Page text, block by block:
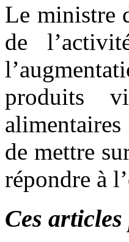
Le ministre
de
produits
de mettre
répondre à
Ces